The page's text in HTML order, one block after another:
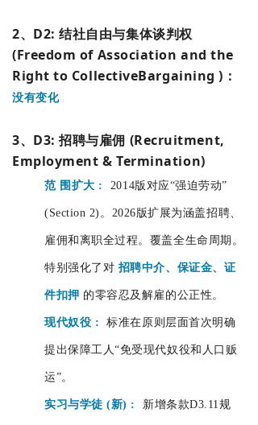
2、D2: 结社自由与集体谈判权
(Freedom of Association and the
Right to CollectiveBargaining )：
没有变化
3、D3: 招聘与雇佣 (Recruitment,
Employment & Termination)
范 围扩大 : 2014版对应“强迫劳动”
(Section 2)。2026版扩展为涵盖招聘、
雇佣和离职全过程。覆盖全生命周期。
特别强化了对 招聘中介、保证金、证
件扣押 的零容忍及解雇的公正性。
现代奴役 : 标准在原则层面首次明确
提出保障工人“免受现代奴役和人口贩
运”。
实习与学徒 (新) : 新增条款D3.11规